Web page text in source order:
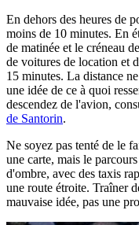
En dehors des heures de
moins de 10 minutes. En
de matinée et le créneau
de voitures de location et
15 minutes. La distance
une idée de ce à quoi
descendez de l'avion,
de Santorin.
Ne soyez pas tenté de le
une carte, mais le
d'ombre, avec des taxis
une route étroite. Traîner
mauvaise idée, pas une